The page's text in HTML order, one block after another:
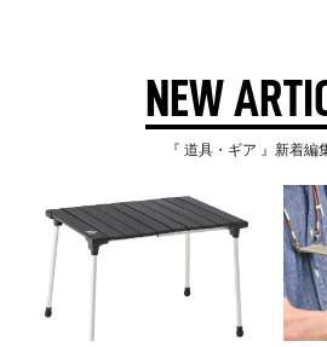
NEW
『 道具・ギア 』新着編